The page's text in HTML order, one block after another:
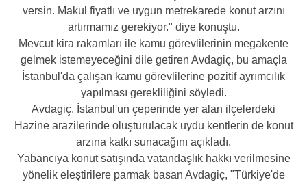
versin. Makul fiyatlı ve uygun metrekarede konut arzını
artırmamız gerekiyor." diye konuştu.
Mevcut kira rakamları ile kamu görevlilerinin megakente
gelmek istemeyeceğini dile getiren Avdagiç, bu amaçla
İstanbul'da çalışan kamu görevlilerine pozitif ayrımcılık
yapılması gerekliliğini söyledi.
Avdagiç, İstanbul'un çeperinde yer alan ilçelerdeki
Hazine arazilerinde oluşturulacak uydu kentlerin de konut
arzına katkı sunacağını açıkladı.
Yabancıya konut satışında vatandaşlık hakkı verilmesine
yönelik eleştirilere parmak basan Avdagiç, "Türkiye'de